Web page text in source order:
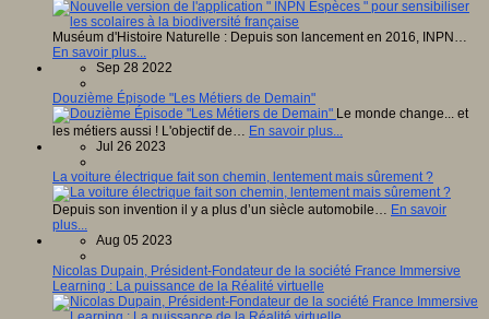
Muséum d'Histoire Naturelle : Depuis son lancement en 2016, INPN…
En savoir plus...
Sep 28 2022
Douzième Épisode "Les Métiers de Demain"
Le monde change... et
les métiers aussi ! L'objectif de… En savoir plus...
Jul 26 2023
La voiture électrique fait son chemin, lentement mais sûrement ?
Depuis son invention il y a plus d’un siècle automobile… En savoir
plus...
Aug 05 2023
Nicolas Dupain, Président-Fondateur de la société France Immersive
Learning : La puissance de la Réalité virtuelle